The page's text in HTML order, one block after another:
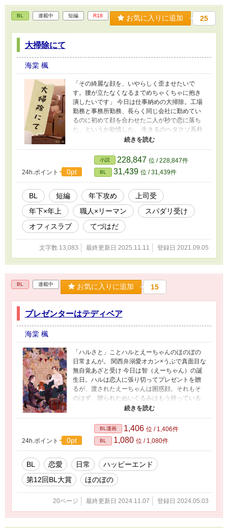
BL 連載中 短編 R18 お気に入りに追加 25
大掃除にて
海棠 楓
「その綺麗な顔を、いやらしく歪ませたいで
す。腰が立たなくなるまでめちゃくちゃに抱き
潰したいです」 今日は仕事納めの大掃除。工場
勤務と事務所勤務、長らく同じ会社に勤めてい
るのに初めて顔を合わせた二人が秒で恋に落ち
た、というか欲情した。 生きるのヘタクソ系朴
念仁畳職人×コミュ強美形似非スパダリ上司。年
思いになってからの短編を不定期に。
24h.ポイント 0pt
小説 228,847 位 / 228,847件
BL 31,439 位 / 31,439件
BL 短編 年下攻め
上司受
年下×年上
職人×リーマン
スパダリ受け
オフィスラブ
てづはだ
文字数 13,083 最終更新日 2025.11.11 登録日 2021.09.05
BL 連載中 お気に入りに追加 15
プレゼンターはテディベア
海棠 楓
「ハルさと」ことハルとえーちゃんのほのぼの
日常まんが。 関西弁溺愛オカン×うぶで真面目な
無自覚あざと受け 今日は智（えーちゃん）の誕
生日。ハルは恋人に張り切ってプレゼントを贈
るが、渡されたえーちゃんは困惑顔。それもそ
のはず、贈られたぬいぐるみはもう持っている
ものとうり二つで……？ ひたすら甘やかして溺
る天然ウブウブ、同棲して1年半以上経つけどま
だまだ初々しい二人が二度目の誕生日を迎える
話 こちらの小説をセルフコミカライズしまし
た。
https://www.alphapolis.co.jp/novel/376601623/3
23877269
24h.ポイント 0pt
BL漫画 1,406 位 / 1,406件
BL 1,080 位 / 1,080件
BL 恋愛 日常
ハッピーエンド
第12回BL大賞
ほのぼの
20ページ 最終更新日 2024.11.07 登録日 2024.05.03